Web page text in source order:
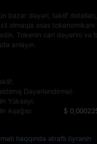
bazar dəyəri, təklif
olmaqla əsas
Tokenin cari dəyərini və
anlayın.
Dəyərləndirmə):
Yüksəyi:
Aşağısı:
$
haqqında ətraflı öyrənin